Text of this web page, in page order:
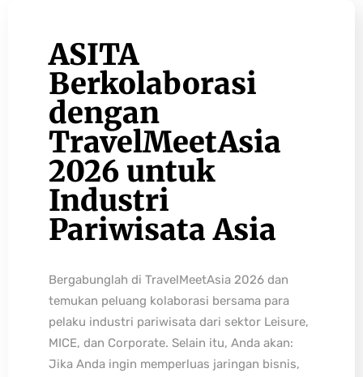
ASITA
Berkolaborasi
dengan
TravelMeetAsia
2026 untuk
Industri
Pariwisata Asia
Bergabunglah di TravelMeetAsia 2026 dan
temukan peluang kolaborasi bersama para
pelaku industri pariwisata dari sektor Leisure,
MICE, dan Corporate. Selain itu, Anda akan:
Jika Anda ingin memperluas jaringan bisnis,